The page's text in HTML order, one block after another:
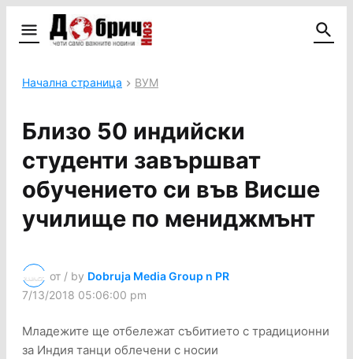
Начална страница ВУМ
Близо 50 индийски
студенти завършват
обучението си във Висше
училище по мениджмънт
от / by Dobruja Media Group n PR
7/13/2018 05:06:00 pm
Младежите ще отбележат събитието с традиционни
за Индия танци облечени с носии